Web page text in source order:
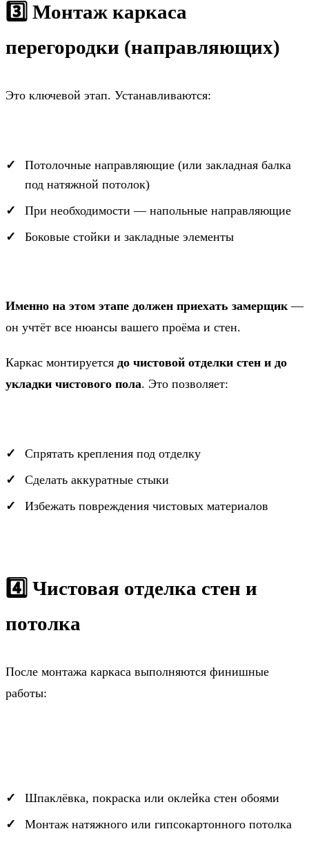
3️⃣ Монтаж каркаса
перегородки (направляющих)
Это ключевой этап. Устанавливаются:
Потолочные направляющие (или закладная балка
под натяжной потолок)
При необходимости — напольные направляющие
Боковые стойки и закладные элементы
Именно на этом этапе должен приехать замерщик—
он учтёт все нюансы вашего проёма и стен.
Каркас монтируется до чистовой отделки стен и до
укладки чистового пола. Это позволяет:
Спрятать крепления под отделку
Сделать аккуратные стыки
Избежать повреждения чистовых материалов
4️⃣ Чистовая отделка стен и
потолка
После монтажа каркаса выполняются финишные
работы:
Шпаклёвка, покраска или оклейка стен обоями
Монтаж натяжного или гипсокартонного потолка